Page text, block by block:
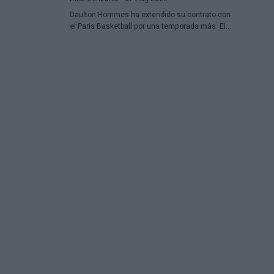
Daulton Hommes ha extendido su contrato con
el Paris Basketball por una temporada más. El